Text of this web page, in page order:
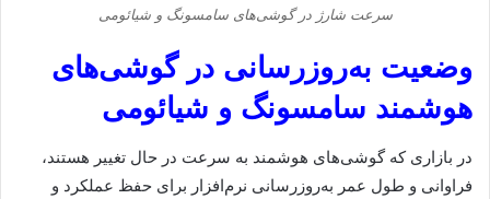
سرعت شارژ در گوشی‌های سامسونگ و شیائومی
وضعیت به‌روزرسانی در گوشی‌های
هوشمند سامسونگ و شیائومی
در بازاری که گوشی‌های هوشمند به سرعت در حال تغییر هستند،
فراوانی و طول عمر به‌روزرسانی نرم‌افزار برای حفظ عملکرد و